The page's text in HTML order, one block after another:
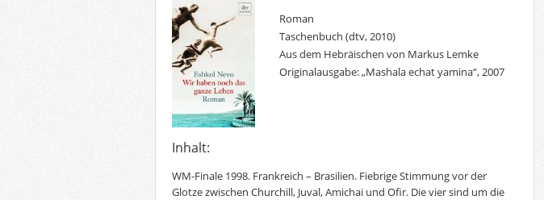
Roman
Taschenbuch (dtv, 2010)
Aus dem Hebräischen von Markus Lemke
Originalausgabe: „Mashala echat yamina“, 2007
Inhalt:
WM-Finale 1998. Frankreich – Brasilien. Fiebrige Stimmung vor der
Glotze zwischen Churchill, Juval, Amichai und Ofir. Die vier sind um die